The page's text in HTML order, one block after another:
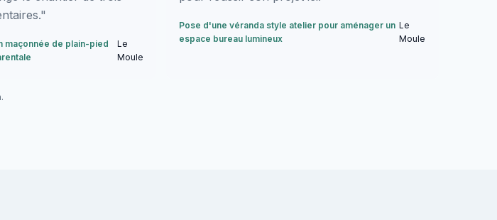
maçonnée de plain-pied
Le
Moule
Pose d'une véranda style atelier pour aménager un
espace bureau lumineux
Le
Moule